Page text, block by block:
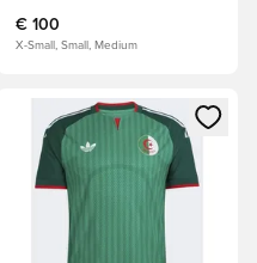
€ 100
X-Small, Small, Medium
of je aan te melden als
Opent een venster om in te